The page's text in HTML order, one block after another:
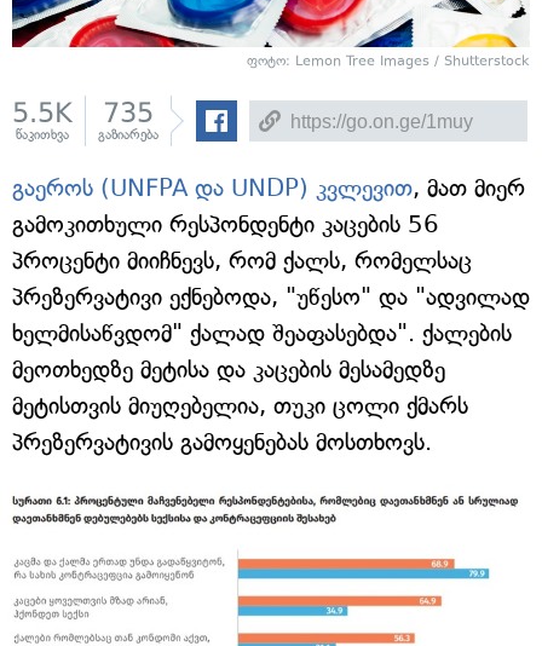
ფოტო: Lemon Tree Images / Shutterstock
5.5K
წაკითხვა
735
გაზიარება
გაეროს (UNFPA და UNDP) კვლევით, მათ მიერ
გამოკითხული რესპონდენტი კაცების 56
პროცენტი მიიჩნევს, რომ ქალს, რომელსაც
პრეზერვატივი ექნებოდა, "უწესო" და "ადვილად
ხელმისაწვდომ" ქალად შეაფასებდა". ქალების
მეოთხედზე მეტისა და კაცების მესამედზე
მეტისთვის მიუღებელია, თუკი ცოლი ქმარს
პრეზერვატივის გამოყენებას მოსთხოვს.